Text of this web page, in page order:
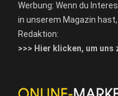
Werbung: Wenn du
in unserem Magazin
Redaktion:
>>> Hier klicken, um